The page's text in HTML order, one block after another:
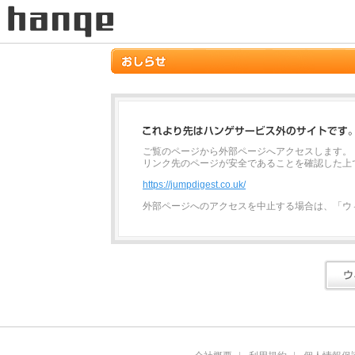
ご覧のページから外部ページへアクセスします。
リンク先のページが安全であることを確認した
https://jumpdigest.co.uk/
外部ページへのアクセスを中止する場合は、「